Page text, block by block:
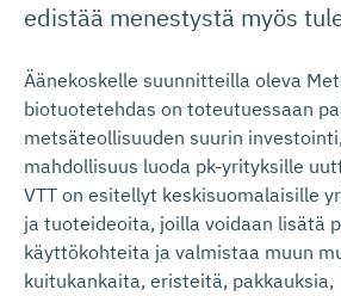
edistää menestystä myös
Äänekoskelle suunnitteilla oleva
biotuotetehdas on toteutuessaan
metsäteollisuuden suurin
mahdollisuus luoda pk-yrityksille
VTT on esitellyt keskisuomalaisille
ja tuoteideoita, joilla voidaan lisätä
käyttökohteita ja valmistaa muun
kuitukankaita, eristeitä, pakkauksia,